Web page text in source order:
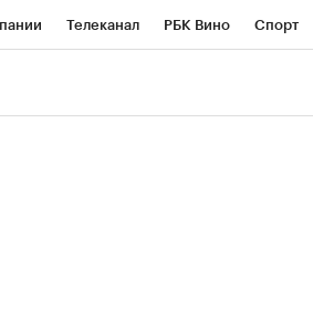
Телеканал РБК Вино Спорт